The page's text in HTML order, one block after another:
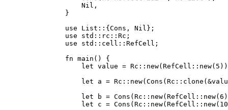
Nil,
}
use List::{Cons, Nil};
use std::rc::Rc;
use std::cell::RefCell;
fn main() {
let value =
let a =
let b =
let c =